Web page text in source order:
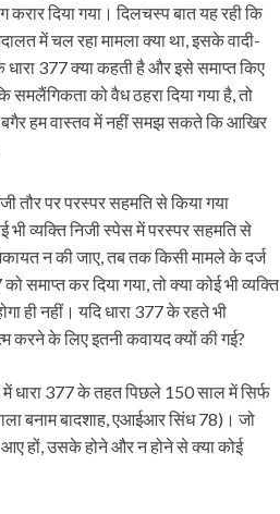
दिया गया। दिलचस्प बात यह रही कि
में चल रहा मामला क्या था, इसके वादी-
377 क्या कहती है और इसे समाप्त किए
समलैंगिकता को वैध ठहरा दिया गया है, तो
हम वास्तव में नहीं समझ सकते कि आखिर
तौर पर परस्पर सहमति से किया गया
व्यक्ति निजी स्पेस में परस्पर सहमति से
न की जाए, तब तक किसी मामले के दर्ज
समाप्त कर दिया गया, तो क्या कोई भी व्यक्ति
ही नहीं। यदि धारा 377 के रहते भी
करने के लिए इतनी कवायद क्यों की गई?
धारा 377 के तहत पिछले 150 साल में सिर्फ
बनाम बादशाह, एआईआर सिंध 78)। जो
हों, उसके होने और न होने से क्या कोई